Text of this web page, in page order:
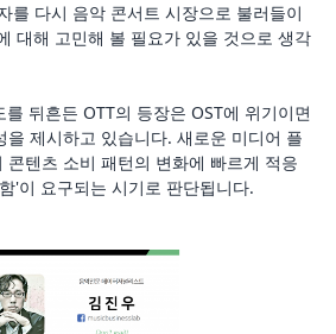
를 다시 음악 콘서트 시장으로 불러들이
대해 고민해 볼 필요가 있을 것으로 생각
뒤흔든 OTT의 등장은 OST에 위기이면
을 제시하고 있습니다. 새로운 미디어 플
콘텐츠 소비 패턴의 변화에 빠르게 적응
'이 요구되는 시기로 판단됩니다.